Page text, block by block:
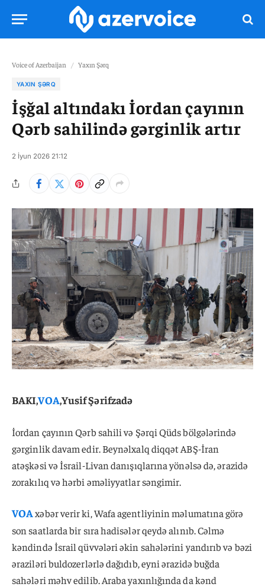
Voice of Azerbaijan / Yaxın Şərq
YAXIN ŞƏRQ
İşğal altındakı İordan çayının
Qərb sahilində gərginlik artır
2 İyun 2026 21:12
BAKI,VOA,Yusif Şərifzadə
İordan çayının Qərb sahili və Şərqi Qüds bölgələrində
gərginlik davam edir. Beynəlxalq diqqət ABŞ-İran
atəşkəsi və İsrail-Livan danışıqlarına yönəlsə də, ərazidə
zorakılıq və hərbi əməliyyatlar səngimir.
VOAxəbər verir ki, Wafa agentliyinin məlumatına görə
son saatlarda bir sıra hadisələr qeydə alınıb. Cəlmə
kəndində İsrail qüvvələri əkin sahələrini yandırıb və bəzi
əraziləri buldozerlərlə dağıdıb, eyni ərazidə buğda
sahələri məhv edilib. Araba yaxınlığında da kənd